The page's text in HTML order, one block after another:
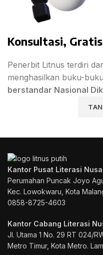
Konsultasi,
Penerbit Litnus terdiri
menghasilkan buku-buku
berstandar Nasional
Kantor Pusat Literasi
Perumahan Puncak Joyo
Kec. Lowokwaru, Kota
0858-8725-4603
Kantor Cabang Literasi
Jl. Utama 1 No. 29 RT 024/
Metro Timur, Kota Metro.